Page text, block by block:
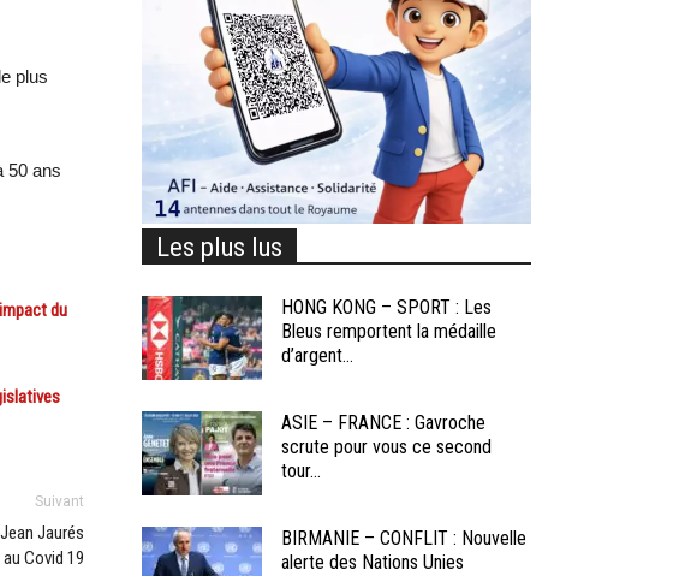
plus
50 ans
du
Suivant
Jaurés
Covid 19
Les plus lus
HONG KONG – SPORT : Les
Bleus remportent la médaille
d’argent...
ASIE – FRANCE : Gavroche
scrute pour vous ce second
tour...
BIRMANIE – CONFLIT : Nouvelle
alerte des Nations Unies